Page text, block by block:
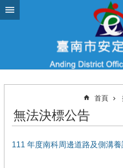
跳到主要內容區塊
首頁
無法決標公告
111 年度南科周邊道路及側溝